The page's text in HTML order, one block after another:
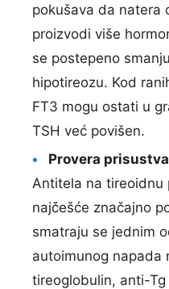
pokušava da natera
proizvodi više
se postepeno
hipotireozu. Kod
FT3 mogu ostati u
TSH već povišen.
Provera
Antitela na tireoidnu
najčešće značajno
smatraju se jednim
autoimunog napada
tireoglobulin, anti-